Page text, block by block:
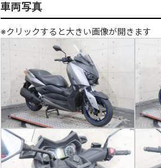
車両写真
※クリックすると大きい画像が開きます